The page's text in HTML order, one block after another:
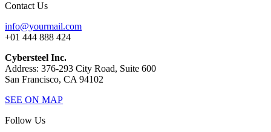
Contact Us
info@yourmail.com
+01 444 888 424
Cybersteel Inc.
Address: 376-293 City Road, Suite 600
San Francisco, CA 94102
SEE ON MAP
Follow Us